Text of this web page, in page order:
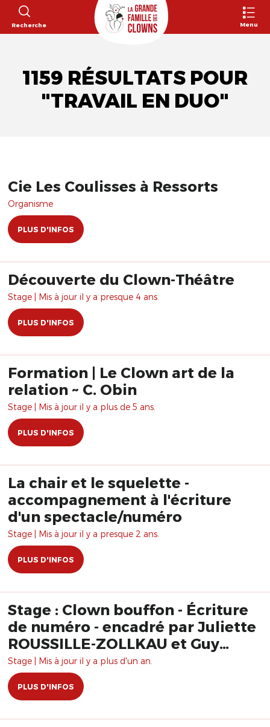
Recherche Menu
1159 RÉSULTATS POUR
"TRAVAIL EN DUO"
Cie Les Coulisses à Ressorts
Organisme
PLUS D'INFOS
Découverte du Clown-Théâtre
Stage | Mis à jour il y a presque 4 ans.
PLUS D'INFOS
Formation | Le Clown art de la
relation ~ C. Obin
Stage | Mis à jour il y a plus de 5 ans.
PLUS D'INFOS
La chair et le squelette -
accompagnement à l'écriture
d'un spectacle/numéro
Stage | Mis à jour il y a presque 2 ans.
PLUS D'INFOS
Stage : Clown bouffon - Écriture
de numéro - encadré par Juliette
ROUSSILLE-ZOLLKAU et Guy
ZOLLKAU
Stage | Mis à jour il y a plus d'un an.
PLUS D'INFOS